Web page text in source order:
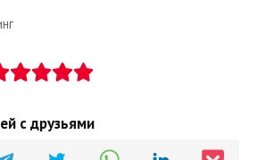
с друзьями